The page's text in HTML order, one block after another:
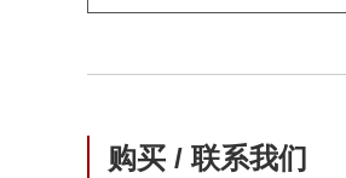
购买 / 联系我们